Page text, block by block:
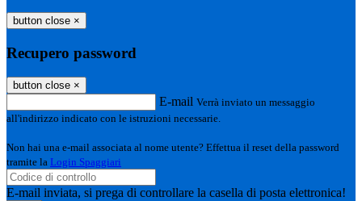
button close ×
Recupero password
button close ×
E-mail Verrà inviato un messaggio
all'indirizzo indicato con le istruzioni necessarie.
Non hai una e-mail associata al nome utente? Effettua il reset della password
tramite la Login Spaggiari
E-mail inviata, si prega di controllare la casella di posta elettronica!